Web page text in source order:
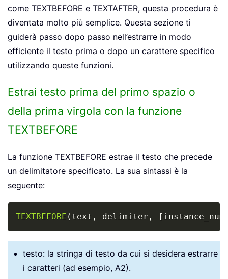
come TEXTBEFORE e TEXTAFTER, questa procedura è
diventata molto più semplice. Questa sezione ti
guiderà passo dopo passo nell’estrarre in modo
efficiente il testo prima o dopo un carattere specifico
utilizzando queste funzioni.
Estrai testo prima del primo spazio o
della prima virgola con la funzione
TEXTBEFORE
La funzione TEXTBEFORE estrae il testo che precede
un delimitatore specificato. La sua sintassi è la
seguente:
TEXTBEFORE ( text , delimiter , [ instance_num
Copy
testo: la stringa di testo da cui si desidera estrarre
i caratteri (ad esempio, A2).